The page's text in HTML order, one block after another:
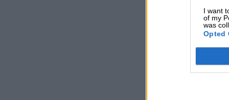
I want
of my
was
Opted